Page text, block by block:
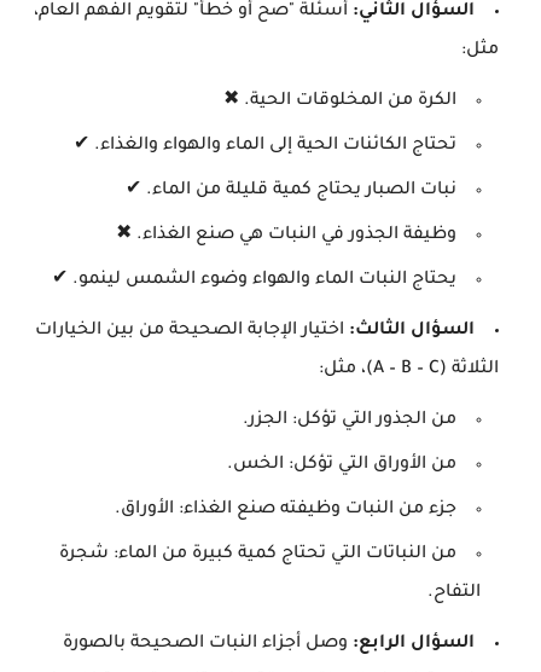
السؤال الثاني: أسئلة "صح أو خطأ" لتقويم الفهم العام،
مثل:
الكرة من المخلوقات الحية. ✖
تحتاج الكائنات الحية إلى الماء والهواء والغذاء. ✔
نبات الصبار يحتاج كمية قليلة من الماء. ✔
وظيفة الجذور في النبات هي صنع الغذاء. ✖
يحتاج النبات الماء والهواء وضوء الشمس لينمو. ✔
السؤال الثالث: اختيار الإجابة الصحيحة من بين الخيارات
الثلاثة (A – B – C)، مثل:
من الجذور التي تؤكل: الجزر.
من الأوراق التي تؤكل: الخس.
جزء من النبات وظيفته صنع الغذاء: الأوراق.
من النباتات التي تحتاج كمية كبيرة من الماء: شجرة
التفاح.
السؤال الرابع: وصل أجزاء النبات الصحيحة بالصورة